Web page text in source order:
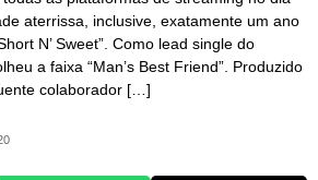
aterrissa, inclusive, exatamente um ano
N’ Sweet”. Como lead single do
a faixa “Man’s Best Friend”. Produzido
colaborador […]